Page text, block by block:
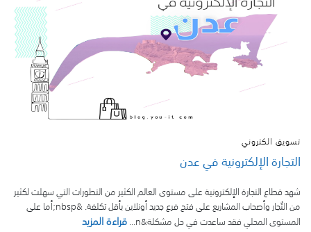
تسويق الكتروني
التجارة الإلكترونية في عدن
شهد قطاع التجارة الإلكترونية على مستوى العالم الكثير من التطورات التي سهلت لكثير
من التُجار وأصحاب المشاريع على فتح فرع جديد أونلاين بأقل تكلفة. &nbsp;أما على
المستوى المحلي فقد ساعدت في حل مشكلة&n...
قراءة المزيد